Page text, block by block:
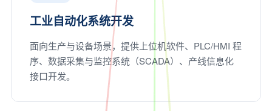
工业自动化系统开发
面向生产与设备场景，提供上位机软件、PLC/HMI 程
序、数据采集与监控系统（SCADA）、产线信息化
接口开发。